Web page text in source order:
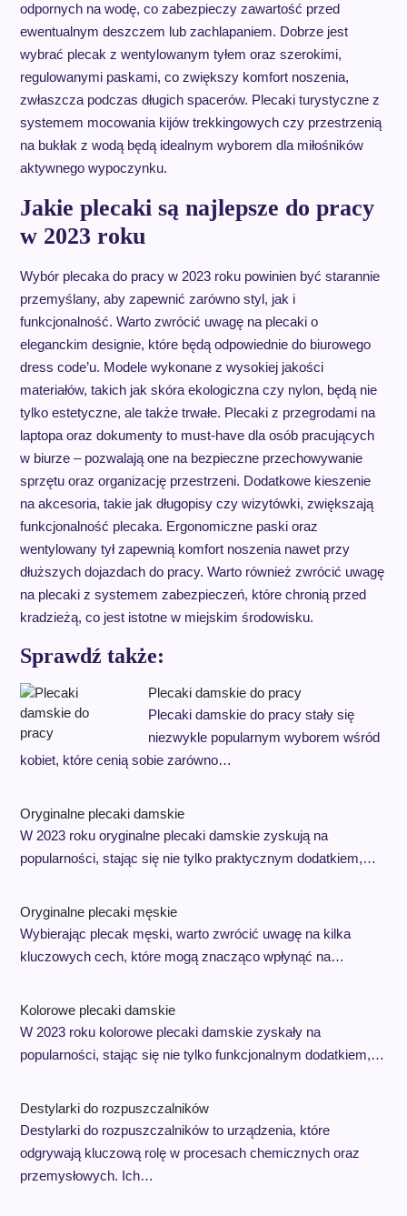
odpornych na wodę, co zabezpieczy zawartość przed
ewentualnym deszczem lub zachlapaniem. Dobrze jest
wybrać plecak z wentylowanym tyłem oraz szerokimi,
regulowanymi paskami, co zwiększy komfort noszenia,
zwłaszcza podczas długich spacerów. Plecaki turystyczne z
systemem mocowania kijów trekkingowych czy przestrzenią
na bukłak z wodą będą idealnym wyborem dla miłośników
aktywnego wypoczynku.
Jakie plecaki są najlepsze do pracy
w 2023 roku
Wybór plecaka do pracy w 2023 roku powinien być starannie
przemyślany, aby zapewnić zarówno styl, jak i
funkcjonalność. Warto zwrócić uwagę na plecaki o
eleganckim designie, które będą odpowiednie do biurowego
dress code’u. Modele wykonane z wysokiej jakości
materiałów, takich jak skóra ekologiczna czy nylon, będą nie
tylko estetyczne, ale także trwałe. Plecaki z przegrodami na
laptopa oraz dokumenty to must-have dla osób pracujących
w biurze – pozwalają one na bezpieczne przechowywanie
sprzętu oraz organizację przestrzeni. Dodatkowe kieszenie
na akcesoria, takie jak długopisy czy wizytówki, zwiększają
funkcjonalność plecaka. Ergonomiczne paski oraz
wentylowany tył zapewnią komfort noszenia nawet przy
dłuższych dojazdach do pracy. Warto również zwrócić uwagę
na plecaki z systemem zabezpieczeń, które chronią przed
kradzieżą, co jest istotne w miejskim środowisku.
Sprawdź także:
Plecaki damskie do pracy
Plecaki damskie do pracy stały się
niezwykle popularnym wyborem wśród
kobiet, które cenią sobie zarówno…
Oryginalne plecaki damskie
W 2023 roku oryginalne plecaki damskie zyskują na
popularności, stając się nie tylko praktycznym dodatkiem,…
Oryginalne plecaki męskie
Wybierając plecak męski, warto zwrócić uwagę na kilka
kluczowych cech, które mogą znacząco wpłynąć na…
Kolorowe plecaki damskie
W 2023 roku kolorowe plecaki damskie zyskały na
popularności, stając się nie tylko funkcjonalnym dodatkiem,…
Destylarki do rozpuszczalników
Destylarki do rozpuszczalników to urządzenia, które
odgrywają kluczową rolę w procesach chemicznych oraz
przemysłowych. Ich…